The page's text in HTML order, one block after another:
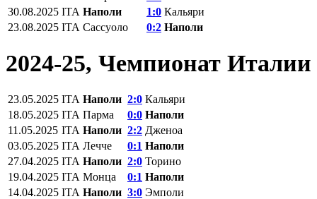
30.08.2025 ITA Наполи 1:0 Кальяри
23.08.2025 ITA Сассуоло 0:2 Наполи
2024-25, Чемпионат Италии
23.05.2025 ITA Наполи 2:0 Кальяри
18.05.2025 ITA Парма 0:0 Наполи
11.05.2025 ITA Наполи 2:2 Дженоа
03.05.2025 ITA Лечче 0:1 Наполи
27.04.2025 ITA Наполи 2:0 Торино
19.04.2025 ITA Монца 0:1 Наполи
14.04.2025 ITA Наполи 3:0 Эмполи